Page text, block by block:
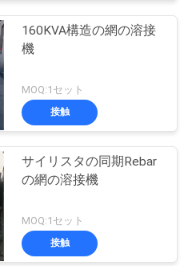
160KVA構造の網の溶接
機
MOQ:1セット
接触
サイリスタの同期Rebar
の網の溶接機
MOQ:1セット
接触